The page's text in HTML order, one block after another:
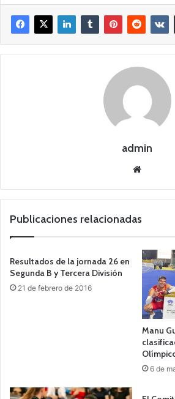
admin
we
Publicaciones relacionadas
Resultados de la jornada 26 en
Segunda B y Tercera División
21 de febrero de 2016
Manu
6 de